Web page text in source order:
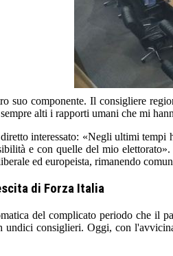
suo componente. Il consigliere
alti i rapporti umani che mi
interessato: «Negli ultimi tempi
e con quelle del mio
ed europeista, rimanendo
di Forza Italia
del complicato periodo che il
undici consiglieri. Oggi, con